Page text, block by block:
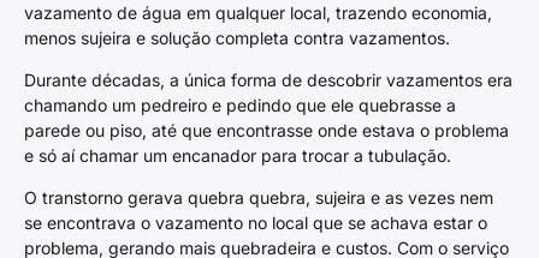
vazamento de água em qualquer local, trazendo economia,
menos sujeira e solução completa contra vazamentos.
Durante décadas, a única forma de descobrir vazamentos era
chamando um pedreiro e pedindo que ele quebrasse a
parede ou piso, até que encontrasse onde estava o problema
e só aí chamar um encanador para trocar a tubulação.
O transtorno gerava quebra quebra, sujeira e as vezes nem
se encontrava o vazamento no local que se achava estar o
problema, gerando mais quebradeira e custos. Com o serviço